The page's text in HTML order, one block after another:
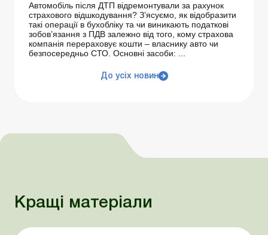
Автомобіль після ДТП відремонтували за рахунок
страхового відшкодування? З’ясуємо, як відобразити
такі операції в бухобліку та чи виникають податкові
зобов’язання з ПДВ залежно від того, кому страхова
компанія перераховує кошти – власнику авто чи
безпосередньо СТО. Основні засоби: ...
До усіх новин
Кращі матеріали